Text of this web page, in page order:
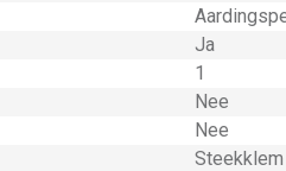
Ja
1
Nee
Nee
Steekklem